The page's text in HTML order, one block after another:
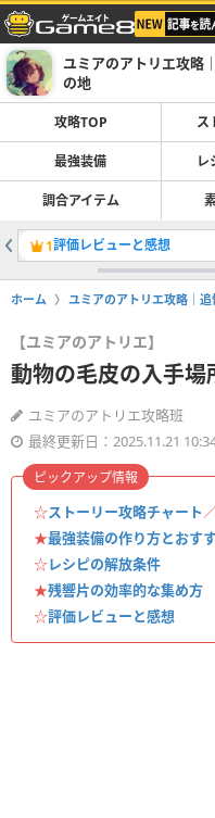
ユミアのアトリエ攻略
の地
攻略TOP ス
最強装備 レ
調合アイテム
1評価レビューと感想
ホーム ユミアのアトリエ攻略｜
【ユミアのアトリエ】
動物の毛皮の入手場
ユミアのアトリエ攻略班
最終更新日：2025.11.21
☆ストーリー攻略チャート
★最強装備の作り方とおす
☆レシピの解放条件
★残響片の効率的な集め方
☆評価レビューと感想
ピックアップ情報